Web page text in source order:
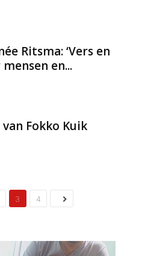
Ritsma: ‘Vers en
en...
Fokko Kuik
3 4